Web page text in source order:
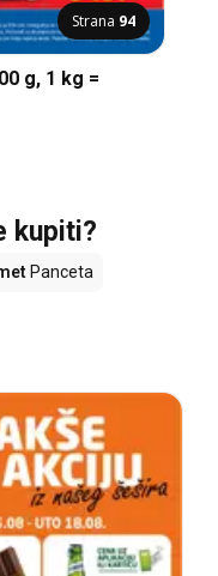
Strana 94
g, 1 kg =
kupiti?
Panceta